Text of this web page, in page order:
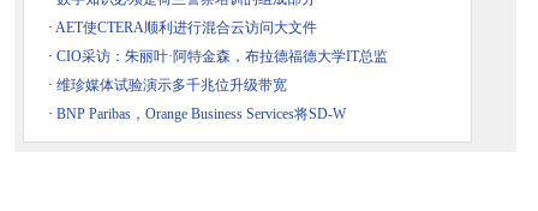
· AET使CTERA顺利进行混合云访问大文件
· CIO采访：朱丽叶·阿特金森，布拉德福德大学IT总监
· 维珍媒体试验演示多千兆位升级带宽
· BNP Paribas，Orange Business Services将SD-W